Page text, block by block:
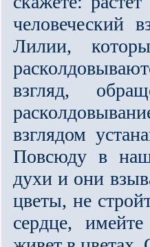
человеческий
Лилии,
взгляд,
взглядом
Повсюду в
духи и они
цветы, не
сердце,